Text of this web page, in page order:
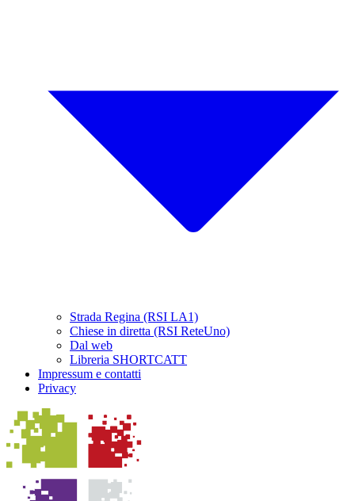
Strada Regina (RSI LA1)
Chiese in diretta (RSI ReteUno)
Dal web
Libreria SHORTCATT
Impressum e contatti
Privacy